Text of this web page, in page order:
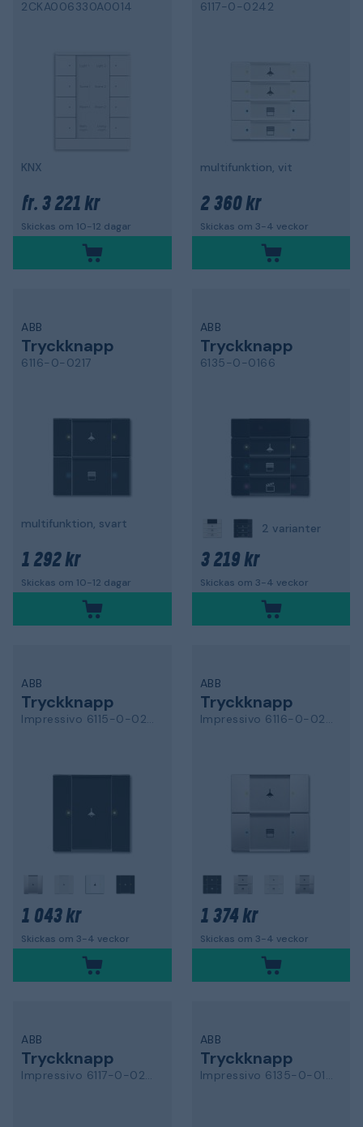
2CKA006330A0014
KNX
fr. 3 221 kr
Skickas om 10-12 dagar
6117-0-0242
multifunktion, vit
2 360 kr
Skickas om 3-4 veckor
ABB
Tryckknapp
6116-0-0217
multifunktion, svart
1 292 kr
Skickas om 10-12 dagar
ABB
Tryckknapp
6135-0-0166
2 varianter
3 219 kr
Skickas om 3-4 veckor
ABB
Tryckknapp
Impressivo 6115-0-0216
1 043 kr
Skickas om 3-4 veckor
ABB
Tryckknapp
Impressivo 6116-0-0213
1 374 kr
Skickas om 3-4 veckor
ABB
Tryckknapp
Impressivo 6117-0-0232
ABB
Tryckknapp
Impressivo 6135-0-0158